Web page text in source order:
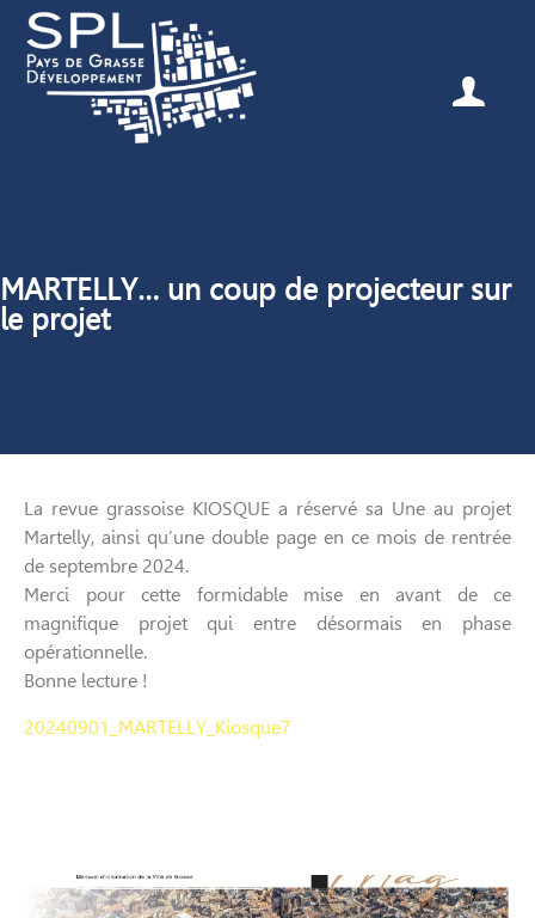
MARTELLY… un coup de projecteur sur
le projet
La revue grassoise KIOSQUE a réservé sa Une au projet
Martelly, ainsi qu’une double page en ce mois de rentrée
de septembre 2024.
Merci pour cette formidable mise en avant de ce
magnifique projet qui entre désormais en phase
opérationnelle.
Bonne lecture !
20240901_MARTELLY_Kiosque7